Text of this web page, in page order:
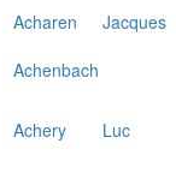
Acharen
Jacques
Achenbach
Achery
Luc